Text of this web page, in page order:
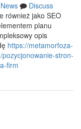
News
Discuss
również jako SEO
planu
opis
https://metamorfoza-
stron-
firm